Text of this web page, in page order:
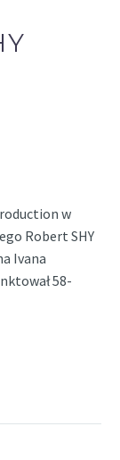
w
Robert SHY
Ivana
58-